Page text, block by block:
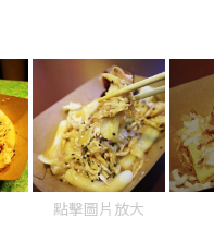
點擊圖片放大